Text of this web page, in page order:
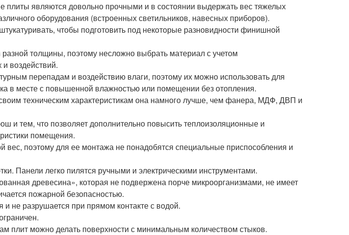
плиты являются довольно прочными и в состоянии выдержать вес тяжелых
оборудования (встроенных светильников, навесных приборов).
чтобы подготовить под некоторые разновидности финишной
толщины, поэтому несложно выбрать материал с учетом
воздействий.
перепадам и воздействию влаги, поэтому их можно использовать для
в месте с повышенной влажностью или помещении без отопления.
техническим характеристикам она намного лучше, чем фанера, МДФ, ДВП и
и тем, что позволяет дополнительно повысить теплоизоляционные и
помещения.
вес, поэтому для ее монтажа не понадобятся специальные приспособления и
Панели легко пилятся ручными и электрическими инструментами.
древесина», которая не подвержена порче микроорганизмами, не имеет
пожарной безопасностью.
не разрушается при прямом контакте с водой.
плит можно делать поверхности с минимальным количеством стыков.